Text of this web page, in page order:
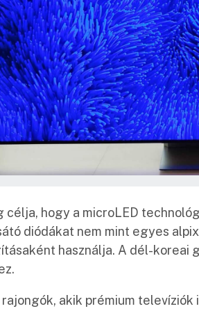
célja, hogy a microLED
diódákat nem mint egyes
használja. A dél-koreai
rajongók, akik prémium